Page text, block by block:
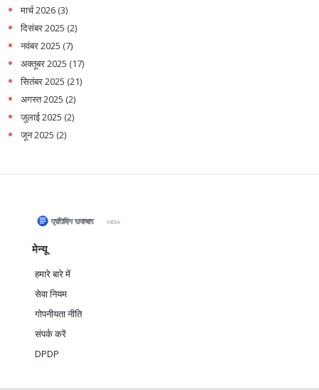
मार्च 2026 (3)
दिसंबर 2025 (2)
नवंबर 2025 (7)
अक्तूबर 2025 (17)
सितंबर 2025 (21)
अगस्त 2025 (2)
जुलाई 2025 (2)
जून 2025 (2)
मेन्यू
हमारे बारे में
सेवा नियम
गोपनीयता नीति
संपर्क करें
DPDP